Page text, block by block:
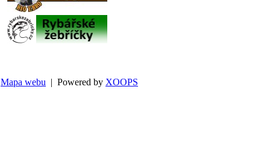
Mapa webu | Powered by XOOPS